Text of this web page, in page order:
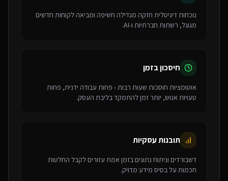
נוכחות דיגיטלית חזקה מגדילה חשיפה ומביאה לקוחות חדשים
מגוגל, רשתות חברתיות ו-AI.
חיסכון בזמן
אוטומציות חוסכות שעות רבות - פחות עבודה ידנית, פחות
טעויות אנוש, יותר זמן להתמקד בליבת העסק.
תובנות עסקיות
דשבורדים וניתוח נתונים בזמן אמת עזורים לקבל החלטות
חכמות על בסיס מידע מדויק.